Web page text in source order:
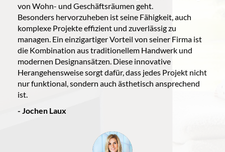
von Wohn- und Geschäftsräumen geht.
Besonders hervorzuheben ist seine Fähigkeit, auch
komplexe Projekte effizient und zuverlässig zu
managen. Ein einzigartiger Vorteil von seiner Firma ist
die Kombination aus traditionellem Handwerk und
modernen Designansätzen. Diese innovative
Herangehensweise sorgt dafür, dass jedes Projekt nicht
nur funktional, sondern auch ästhetisch ansprechend
ist.
- Jochen Laux